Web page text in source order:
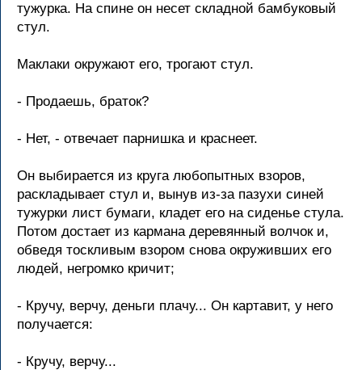
тужурка. На спине он несет складной бамбуковый
стул.
Маклаки окружают его, трогают стул.
- Продаешь, браток?
- Нет, - отвечает парнишка и краснеет.
Он выбирается из круга любопытных взоров,
раскладывает стул и, вынув из-за пазухи синей
тужурки лист бумаги, кладет его на сиденье стула.
Потом достает из кармана деревянный волчок и,
обведя тоскливым взором снова окруживших его
людей, негромко кричит;
- Кручу, верчу, деньги плачу... Он картавит, у него
получается:
- Кручу, верчу...